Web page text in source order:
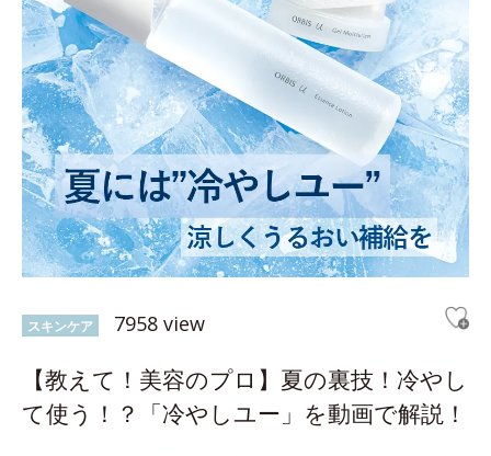
スキンケア 7958 view
【教えて！美容のプロ】夏の裏技！冷やし
て使う！？「冷やしユー」を動画で解説！